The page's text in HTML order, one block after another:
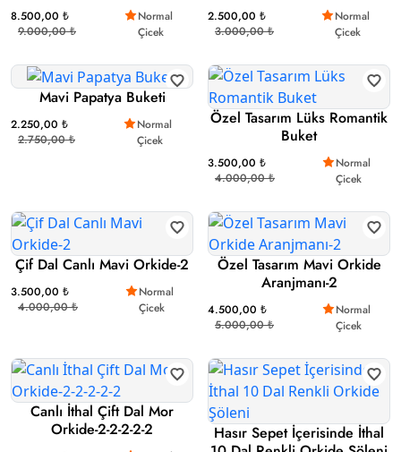
8.500,00 ₺
9.000,00 ₺
Normal
Çicek
2.500,00 ₺
3.000,00 ₺
Normal
Çicek
Mavi Papatya Buketi
2.250,00 ₺
2.750,00 ₺
Normal
Çicek
Özel Tasarım Lüks Romantik
Buket
3.500,00 ₺
4.000,00 ₺
Normal
Çicek
Çif Dal Canlı Mavi Orkide-2
3.500,00 ₺
4.000,00 ₺
Normal
Çicek
Özel Tasarım Mavi Orkide
Aranjmanı-2
4.500,00 ₺
5.000,00 ₺
Normal
Çicek
Canlı İthal Çift Dal Mor
Orkide-2-2-2-2-2
Hasır Sepet İçerisinde İthal